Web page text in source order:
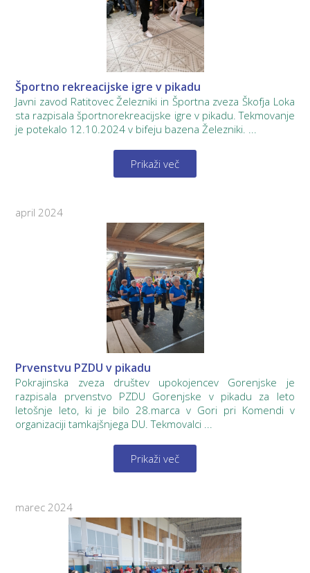
Športno rekreacijske igre v pikadu
Javni zavod Ratitovec Železniki in Športna zveza Škofja Loka
sta razpisala športnorekreacijske igre v pikadu. Tekmovanje
je potekalo 12.10.2024 v bifeju bazena Železniki. ...
Prikaži več
april 2024
Prvenstvu PZDU v pikadu
Pokrajinska zveza društev upokojencev Gorenjske je
razpisala prvenstvo PZDU Gorenjske v pikadu za leto
letošnje leto, ki je bilo 28.marca v Gori pri Komendi v
organizaciji tamkajšnjega DU. Tekmovalci ...
Prikaži več
marec 2024